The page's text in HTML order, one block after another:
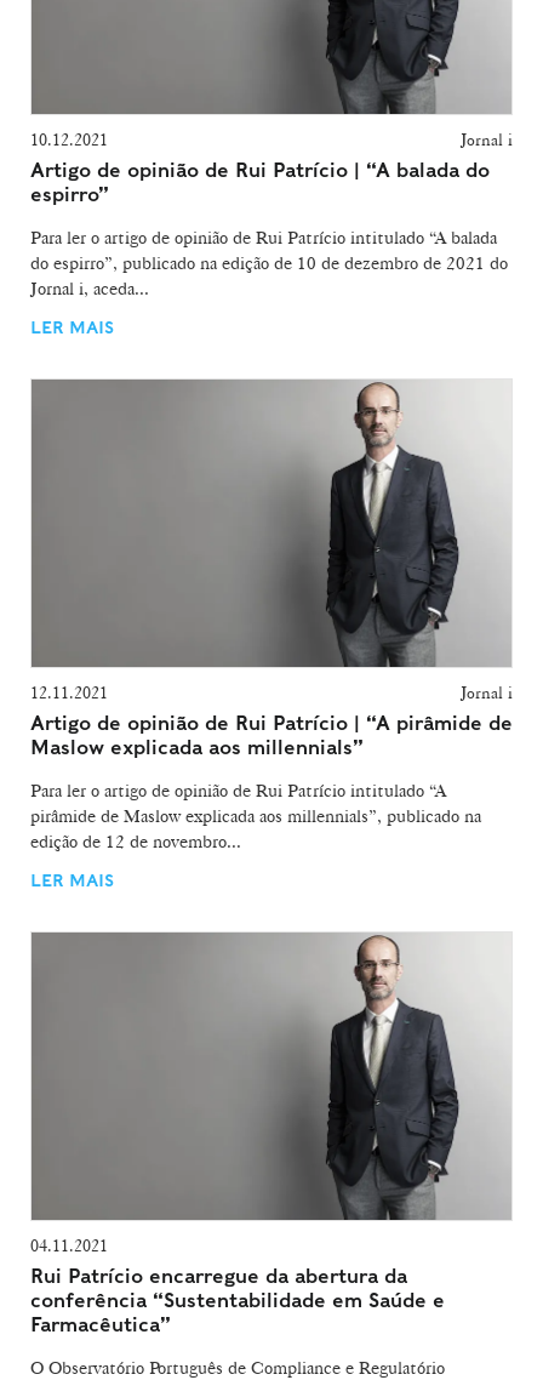
10.12.2021 Jornal i
Artigo de opinião de Rui Patrício | “A balada do
espirro”
Para ler o artigo de opinião de Rui Patrício intitulado “A balada
do espirro”, publicado na edição de 10 de dezembro de 2021 do
Jornal i, aceda...
LER MAIS
12.11.2021 Jornal i
Artigo de opinião de Rui Patrício | “A pirâmide de
Maslow explicada aos millennials”
Para ler o artigo de opinião de Rui Patrício intitulado “A
pirâmide de Maslow explicada aos millennials”, publicado na
edição de 12 de novembro...
LER MAIS
04.11.2021
Rui Patrício encarregue da abertura da
conferência “Sustentabilidade em Saúde e
Farmacêutica”
O Observatório Português de Compliance e Regulatório